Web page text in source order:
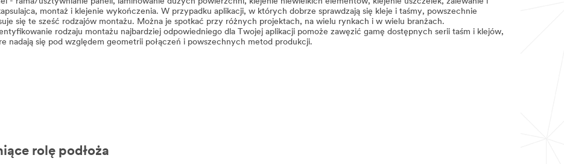
montaż i klejenie wykończenia. W przypadku aplikacji, w których dobrze sprawdzają się kleje i taśmy, powszechnie
się te sześć rodzajów montażu. Można je spotkać przy różnych projektach, na wielu rynkach i w wielu branżach.
rodzaju montażu najbardziej odpowiedniego dla Twojej aplikacji pomoże zawęzić gamę dostępnych serii taśm i klejów,
nadają się pod względem geometrii połączeń i powszechnych metod produkcji.
rolę podłoża